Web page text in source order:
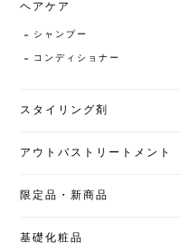
ヘアケア
シャンプー
コンディショナー
スタイリング剤
アウトバストリートメント
限定品・新商品
基礎化粧品